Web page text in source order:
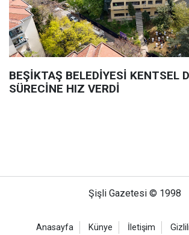
BEŞİKTAŞ BELEDİYESİ KENTSEL
SÜRECİNE HIZ VERDİ
Şişli Gazetesi © 1998
Anasayfa Künye İletişim